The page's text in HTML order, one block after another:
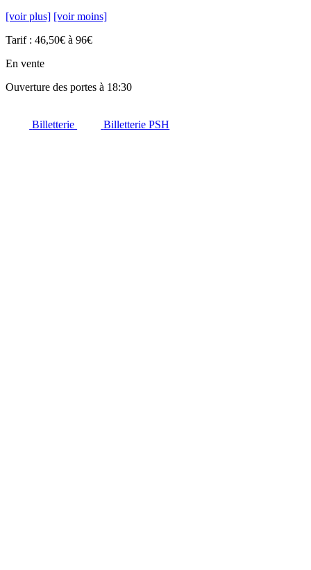
[voir plus] [voir moins]
Tarif : 46,50€ à 96€
En vente
Ouverture des portes à 18:30
Billetterie Billetterie PSH